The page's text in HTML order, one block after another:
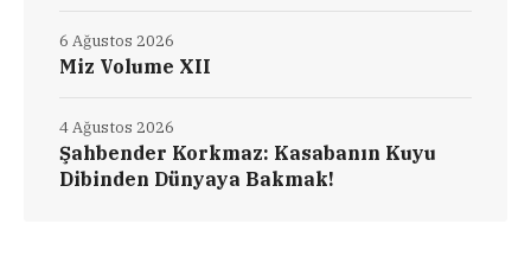
Miz Volume XII
6 Ağustos 2026
Şahbender Korkmaz: Kasabanın Kuyu
Dibinden Dünyaya Bakmak!
4 Ağustos 2026